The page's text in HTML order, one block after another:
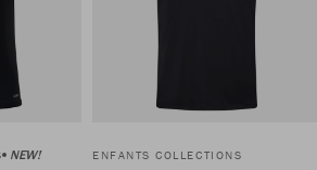
NEW! ENFANTS COLLECTIONS